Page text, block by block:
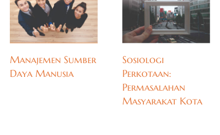
Manajemen Sumber
Daya Manusia
Sosiologi
Perkotaan:
Permasalahan
Masyarakat Kota